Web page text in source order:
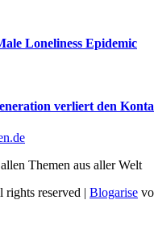
Loneliness Epidemic
verliert den
Themen aus aller Welt
reserved
Blogarise